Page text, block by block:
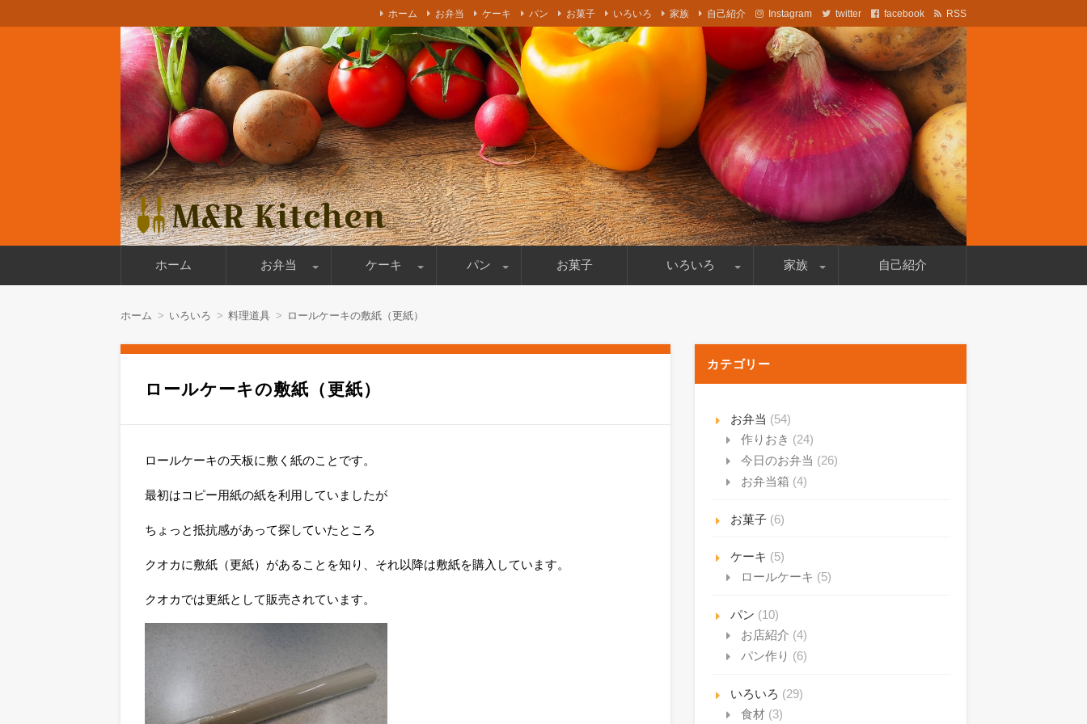
Instagram twitter facebook RSS
ホーム お弁当 ケーキ パン お菓子 いろいろ 家族 自己紹介
M&R Kitchen
料理好きのパパの日々のお弁当と週末のケーキやパン作りを書いております！妻の乳がんの闘病時の食事療法なども記載しています。
ホーム お弁当 ケーキ パン お菓子 いろいろ 家族 自己紹介
ホーム いろいろ 料理道具 ロールケーキの敷紙（更紙）
ロールケーキの敷紙（更紙）
ロールケーキの天板に敷く紙のことです。
最初はコピー用紙の紙を利用していましたが
ちょっと抵抗感があって探していたところ
クオカに敷紙（更紙）があることを知り、それ以降は敷紙を購入しています。
クオカでは更紙として販売されています。
カテゴリー
お弁当 (54)
作りおき (24)
今日のお弁当 (26)
お弁当箱 (4)
お菓子 (6)
ケーキ (5)
ロールケーキ (5)
パン (10)
お店紹介 (4)
パン作り (6)
いろいろ (29)
食材 (3)